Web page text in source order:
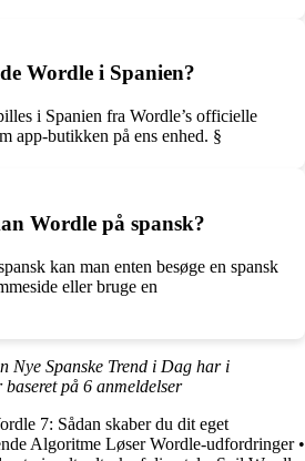
Wordle i Spanien?
i Spanien fra Wordle’s officielle
app-butikken på ens enhed. §
Wordle på spansk?
kan man enten besøge en spansk
eller bruge en
Nye Spanske Trend i Dag har i
baseret på 6 anmeldelser
7: Sådan skaber du dit eget
Algoritme Løser Wordle-udfordringer•